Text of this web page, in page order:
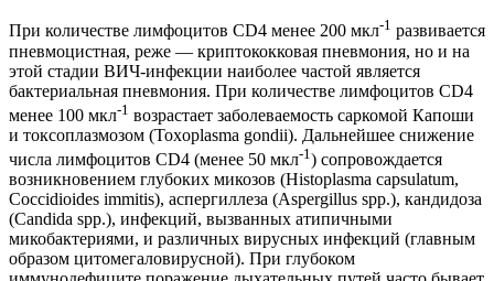
При количестве лимфоцитов CD4 менее 200 мкл-1 развивается
пневмоцистная, реже — криптококковая пневмония, но и на
этой стадии ВИЧ-инфекции наиболее частой является
бактериальная пневмония. При количестве лимфоцитов CD4
менее 100 мкл-1 возрастает заболеваемость саркомой Капоши
и токсоплазмозом (Toxoplasma gondii). Дальнейшее снижение
числа лимфоцитов CD4 (менее 50 мкл-1 ) сопровождается
возникновением глубоких микозов (Histoplasma capsulatum,
Coccidioides immitis), аспергиллеза (Aspergillus spp.), кандидоза
(Candida spp.), инфекций, вызванных атипичными
микобактериями, и различных вирусных инфекций (главным
образом цитомегаловирусной). При глубоком